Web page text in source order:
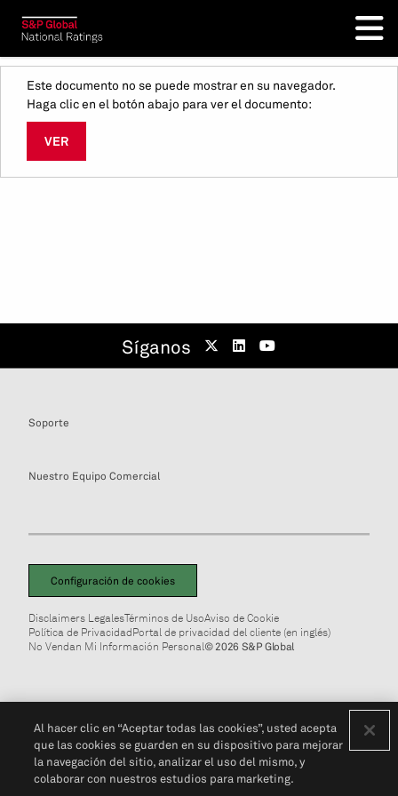
Este documento no se puede mostrar en su navegador.
Haga clic en el botón abajo para ver el documento:
VER
Síganos
Soporte
Nuestro Equipo Comercial
Configuración de cookies
Disclaimers LegalesTérminos de UsoAviso de Cookie
Política de PrivacidadPortal de privacidad del cliente (en inglés)
No Vendan Mi Información Personal© 2026 S&P Global
Al hacer clic en “Aceptar todas las cookies”, usted acepta
que las cookies se guarden en su dispositivo para mejorar
la navegación del sitio, analizar el uso del mismo, y
colaborar con nuestros estudios para marketing.